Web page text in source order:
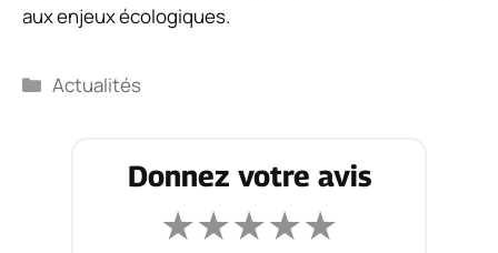
aux enjeux écologiques.
Catégories
Actualités
Donnez votre avis
★★★★★